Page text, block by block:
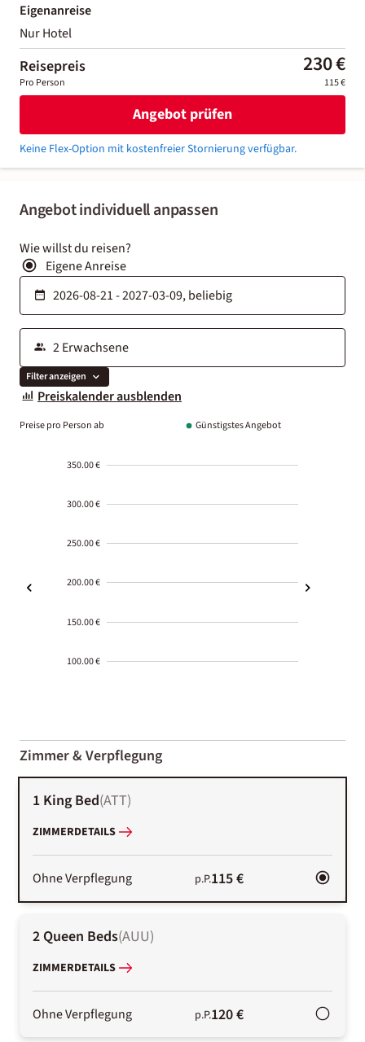
Angebot individuell anpassen
Wie willst du reisen?
Eigene Anreise
Filter anzeigen
Preiskalender ausblenden
Preise pro Person ab Günstigstes Angebot
350.00 €
300.00 €
250.00 €
200.00 €
150.00 €
100.00 €
01-02
Zimmer & Verpflegung
1 King Bed(ATT)
ZIMMERDETAILS
Ohne Verpflegung p.P.115 €
2 Queen Beds(AUU)
ZIMMERDETAILS
Ohne Verpflegung p.P.120 €
Eigenanreise
Nur Hotel
Reisepreis 230 €
Pro Person 115 €
Angebot prüfen
Keine Flex-Option mit kostenfreier Stornierung verfügbar.